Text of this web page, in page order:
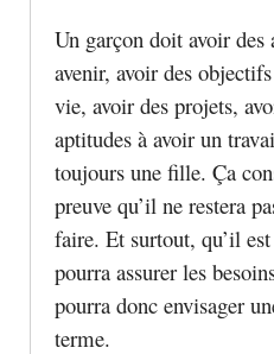
Un garçon doit avoir
avenir, avoir des
vie, avoir des projets,
aptitudes à avoir un
toujours une fille. Ça
preuve qu’il ne restera
faire. Et surtout, qu’il
pourra assurer les
pourra donc envisager
terme.